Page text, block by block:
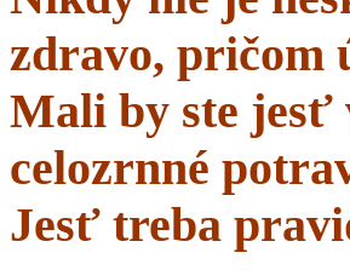
zdravo, pričom
Mali by ste jesť
celozrnné
Jesť treba